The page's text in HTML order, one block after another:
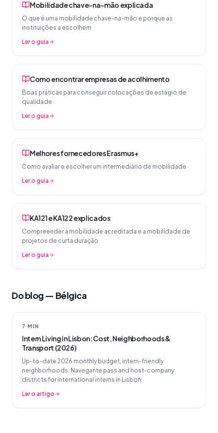
Mobilidade chave-na-mão explicada
O que é uma mobilidade chave-na-mão e porque as
instituições a escolhem
Ler o guia
Como encontrar empresas de acolhimento
Boas práticas para conseguir colocações de estágio de
qualidade
Ler o guia
Melhores fornecedores Erasmus+
Como avaliar e escolher um intermediário de mobilidade
Ler o guia
KA121 e KA122 explicados
Compreender a mobilidade acreditada e a mobilidade de
projetos de curta duração
Ler o guia
Do blog — Bélgica
7 MIN
Intern Living in Lisbon: Cost, Neighborhoods &
Transport (2026)
Up-to-date 2026 monthly budget, intern-friendly
neighborhoods, Navegante pass and host-company
districts for international interns in Lisbon.
Ler o artigo